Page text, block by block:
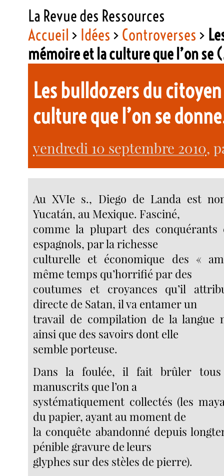
La Revue des Ressources
Accueil > Idées > Controverses >
mémoire et la culture que l’on
Les bulldozers du
culture que l’on se
vendredi 10 septembre 2010,
Au XVIe s., Diego de Landa est
Yucatán, au Mexique. Fasciné,
comme la plupart des conquérants
espagnols, par la richesse
culturelle et économique des «
même temps qu’horrifié par des
coutumes et croyances qu’il
directe de Satan, il va entamer un
travail de compilation de la langue
ainsi que des savoirs dont elle
semble porteuse.
Dans la foulée, il fait brûler tous
manuscrits que l’on a
systématiquement collectés (les
du papier, ayant au moment de
la conquête abandonné depuis
pénible gravure de leurs
glyphes sur des stèles de pierre).